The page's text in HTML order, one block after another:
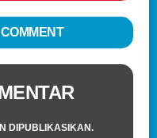
DIPUBLIKASIKAN.